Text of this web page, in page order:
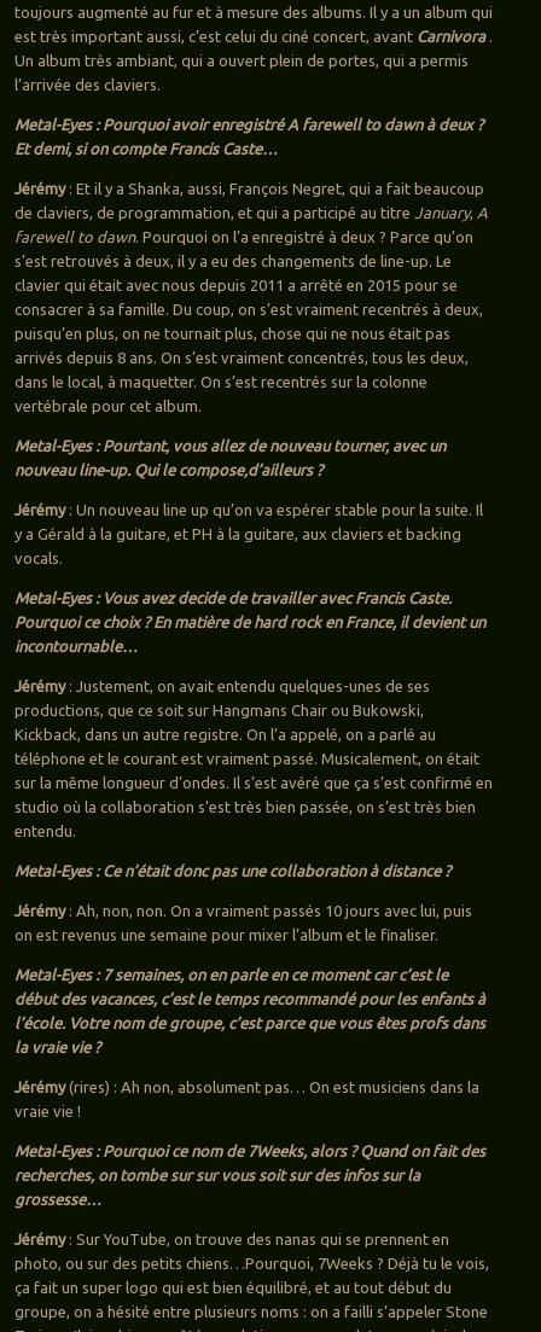
toujours augmenté au fur et à mesure des albums. Il y a un album qui
est très important aussi, c’est celui du ciné concert, avant Carnivora.
Un album très ambiant, qui a ouvert plein de portes, qui a permis
l’arrivée des claviers.
Metal-Eyes : Pourquoi avoir enregistré A farewell to dawn à deux ?
Et demi, si on compte Francis Caste…
Jérémy: Et il y a Shanka, aussi, François Negret, qui a fait beaucoup
de claviers, de programmation, et qui a participé au titre January, A
farewell to dawn. Pourquoi on l’a enregistré à deux ? Parce qu’on
s’est retrouvés à deux, il y a eu des changements de line-up. Le
clavier qui était avec nous depuis 2011 a arrêté en 2015 pour se
consacrer à sa famille. Du coup, on s’est vraiment recentrés à deux,
puisqu’en plus, on ne tournait plus, chose qui ne nous était pas
arrivés depuis 8 ans. On s’est vraiment concentrés, tous les deux,
dans le local, à maquetter. On s’est recentrés sur la colonne
vertébrale pour cet album.
Metal-Eyes : Pourtant, vous allez de nouveau tourner, avec un
nouveau line-up. Qui le compose,d’ailleurs ?
Jérémy: Un nouveau line up qu’on va espérer stable pour la suite. Il
y a Gérald à la guitare, et PH à la guitare, aux claviers et backing
vocals.
Metal-Eyes : Vous avez decide de travailler avec Francis Caste.
Pourquoi ce choix ? En matière de hard rock en France, il devient un
incontournable…
Jérémy: Justement, on avait entendu quelques-unes de ses
productions, que ce soit sur Hangmans Chair ou Bukowski,
Kickback, dans un autre registre. On l’a appelé, on a parlé au
téléphone et le courant est vraiment passé. Musicalement, on était
sur la même longueur d’ondes. Il s’est avéré que ça s’est confirmé en
studio où la collaboration s’est très bien passée, on s’est très bien
entendu.
Metal-Eyes : Ce n’était donc pas une collaboration à distance ?
Jérémy: Ah, non, non. On a vraiment passés 10 jours avec lui, puis
on est revenus une semaine pour mixer l’album et le finaliser.
Metal-Eyes : 7 semaines, on en parle en ce moment car c’est le
début des vacances, c’est le temps recommandé pour les enfants à
l’école. Votre nom de groupe, c’est parce que vous êtes profs dans
la vraie vie ?
Jérémy(rires) : Ah non, absolument pas… On est musiciens dans la
vraie vie !
Metal-Eyes : Pourquoi ce nom de 7Weeks, alors ? Quand on fait des
recherches, on tombe sur sur vous soit sur des infos sur la
grossesse…
Jérémy: Sur YouTube, on trouve des nanas qui se prennent en
photo, ou sur des petits chiens…Pourquoi, 7Weeks ? Déjà tu le vois,
ça fait un super logo qui est bien équilibré, et au tout début du
groupe, on a hésité entre plusieurs noms : on a failli s’appeler Stone